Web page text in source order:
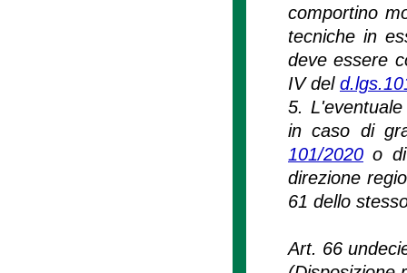
comportino
tecniche in
deve essere
IV del
5.
in caso di
101/2020o di
direzione
61 dello
Art. 66